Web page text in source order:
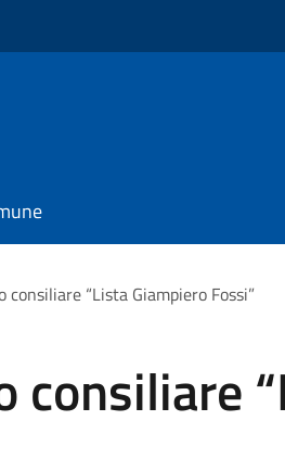
consiliare “Lista Giampiero Fossi”
consiliare